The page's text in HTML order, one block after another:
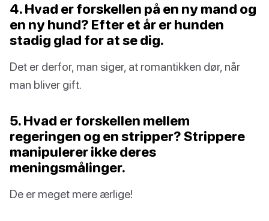
4. Hvad er forskellen på en ny mand og
en ny hund? Efter et år er hunden
stadig glad for at se dig.
Det er derfor, man siger, at romantikken dør, når
man bliver gift.
5. Hvad er forskellen mellem
regeringen og en stripper? Strippere
manipulerer ikke deres
meningsmålinger.
De er meget mere ærlige!